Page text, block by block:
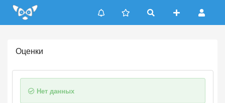
Update cookies preferences
Оценки
Нет данных